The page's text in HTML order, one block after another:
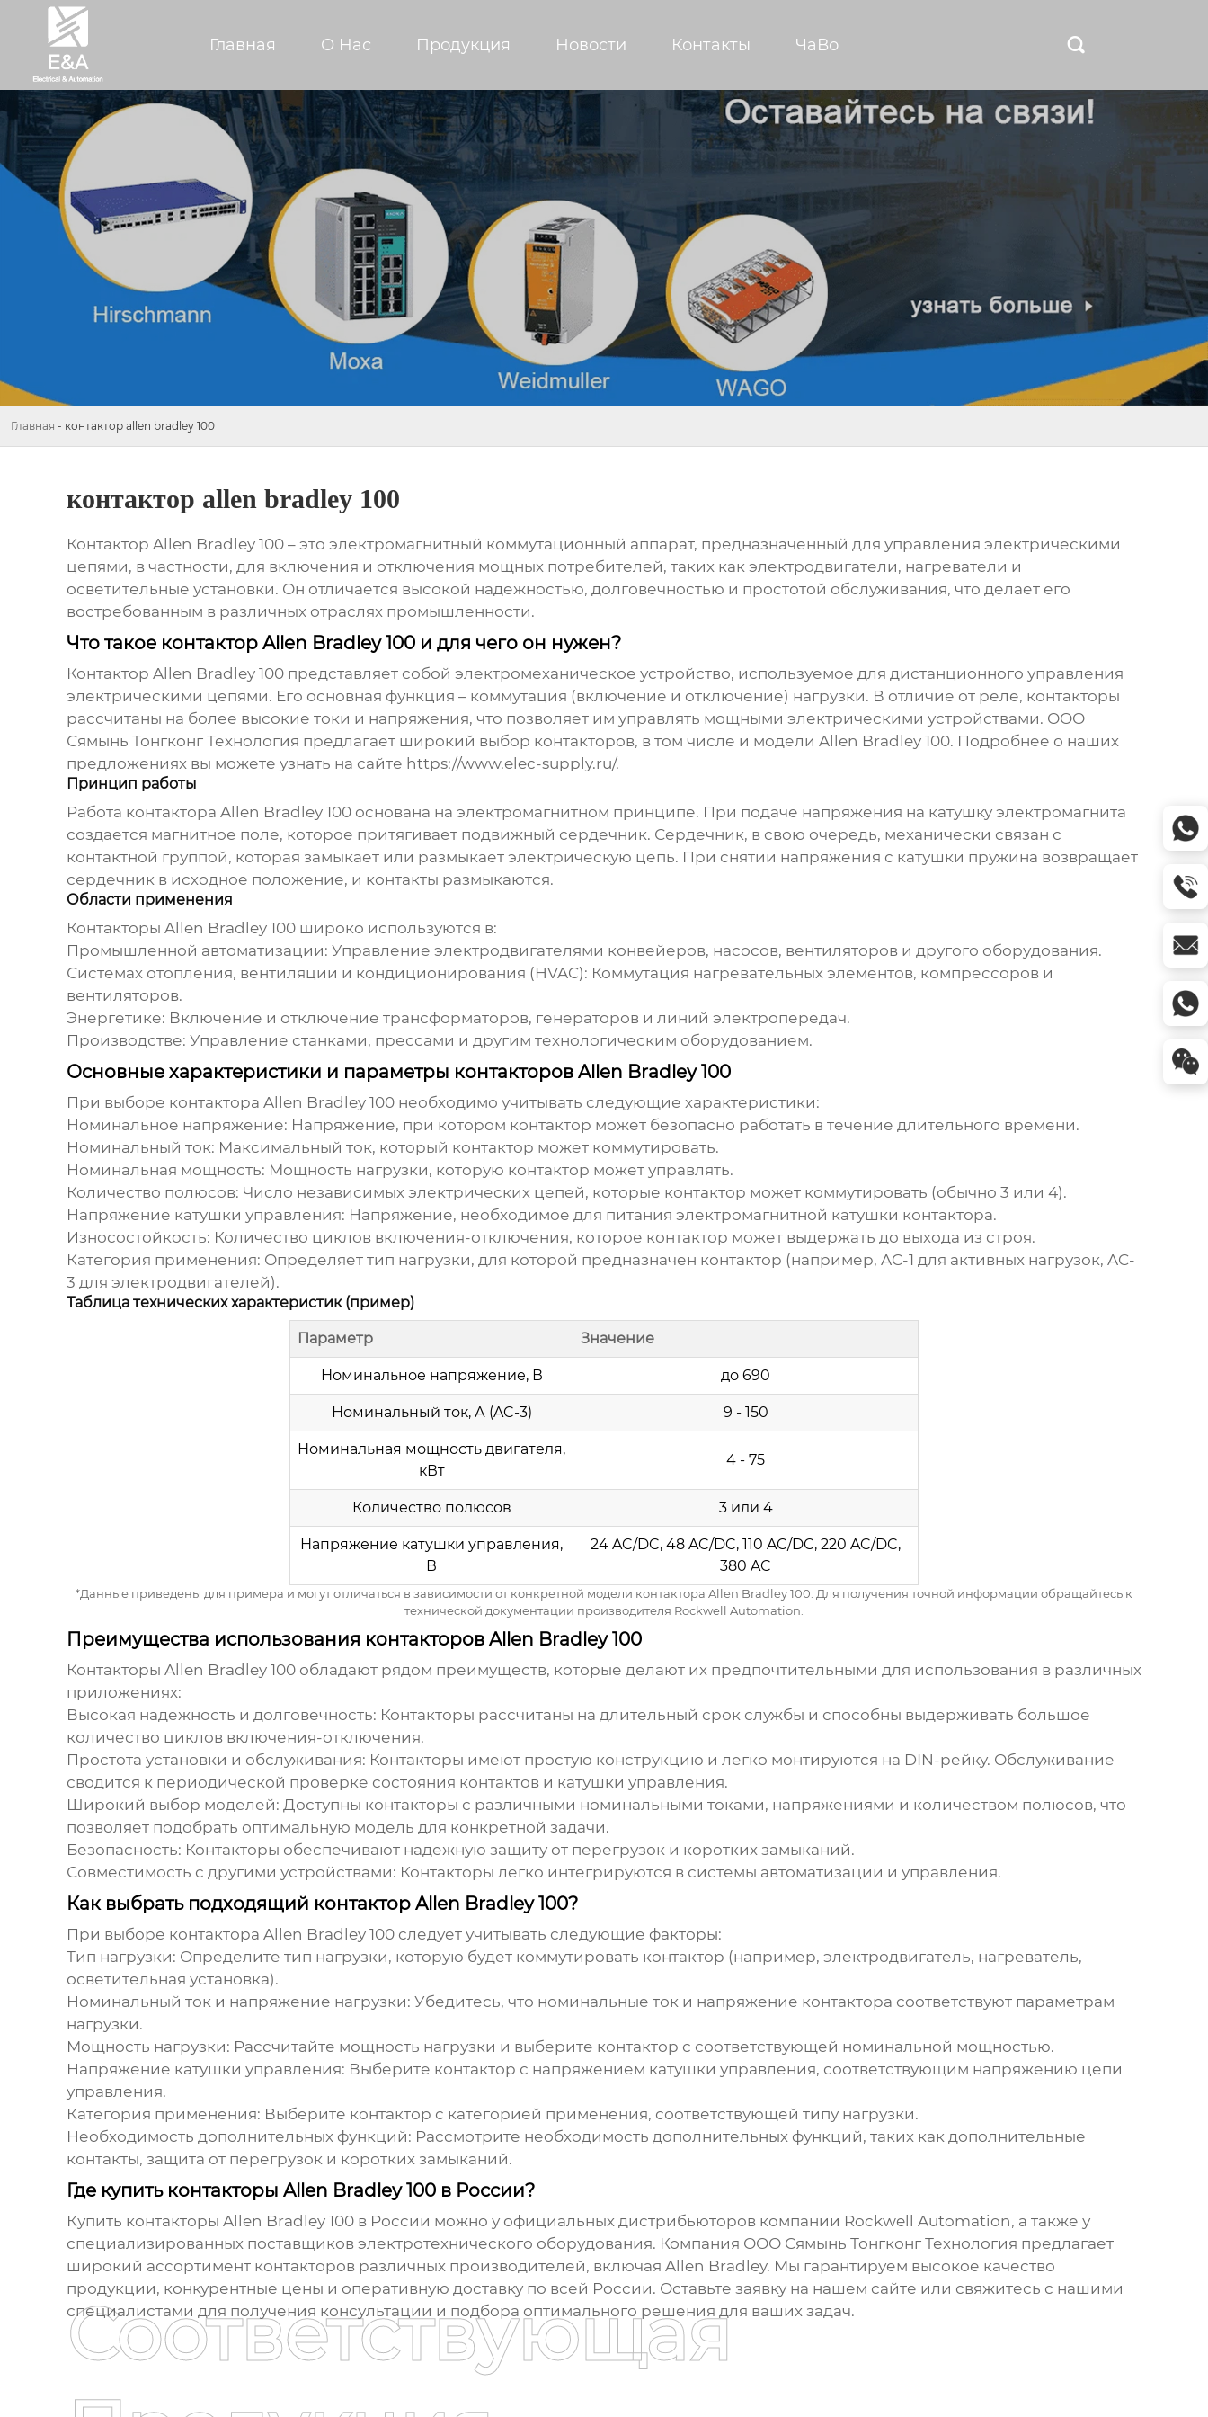
Главная О Hас Продукция Новости Контакты ЧаВо 
Главная - контактор allen bradley 100
контактор allen bradley 100
Контактор Allen Bradley 100– это электромагнитный коммутационный аппарат, предназначенный для управления электрическими
цепями, в частности, для включения и отключения мощных потребителей, таких как электродвигатели, нагреватели и
осветительные установки. Он отличается высокой надежностью, долговечностью и простотой обслуживания, что делает его
востребованным в различных отраслях промышленности.
Что такое контактор Allen Bradley 100 и для чего он нужен?
Контактор Allen Bradley 100представляет собой электромеханическое устройство, используемое для дистанционного управления
электрическими цепями. Его основная функция – коммутация (включение и отключение) нагрузки. В отличие от реле, контакторы
рассчитаны на более высокие токи и напряжения, что позволяет им управлять мощными электрическими устройствами. ООО
Сямынь Тонгконг Технология предлагает широкий выбор контакторов, в том числе и модели Allen Bradley 100. Подробнее о наших
предложениях вы можете узнать на сайте https://www.elec-supply.ru/.
Принцип работы
Работа контактора Allen Bradley 100основана на электромагнитном принципе. При подаче напряжения на катушку электромагнита
создается магнитное поле, которое притягивает подвижный сердечник. Сердечник, в свою очередь, механически связан с
контактной группой, которая замыкает или размыкает электрическую цепь. При снятии напряжения с катушки пружина возвращает
сердечник в исходное положение, и контакты размыкаются.
Области применения
Контакторы Allen Bradley 100широко используются в:
Промышленной автоматизации: Управление электродвигателями конвейеров, насосов, вентиляторов и другого оборудования.
Системах отопления, вентиляции и кондиционирования (HVAC): Коммутация нагревательных элементов, компрессоров и
вентиляторов.
Энергетике: Включение и отключение трансформаторов, генераторов и линий электропередач.
Производстве: Управление станками, прессами и другим технологическим оборудованием.
Основные характеристики и параметры контакторов Allen Bradley 100
При выборе контактора Allen Bradley 100необходимо учитывать следующие характеристики:
Номинальное напряжение: Напряжение, при котором контактор может безопасно работать в течение длительного времени.
Номинальный ток: Максимальный ток, который контактор может коммутировать.
Номинальная мощность: Мощность нагрузки, которую контактор может управлять.
Количество полюсов: Число независимых электрических цепей, которые контактор может коммутировать (обычно 3 или 4).
Напряжение катушки управления: Напряжение, необходимое для питания электромагнитной катушки контактора.
Износостойкость: Количество циклов включения-отключения, которое контактор может выдержать до выхода из строя.
Категория применения: Определяет тип нагрузки, для которой предназначен контактор (например, AC-1 для активных нагрузок, AC-
3 для электродвигателей).
Таблица технических характеристик (пример)
Параметр Значение
Номинальное напряжение, В до 690
Номинальный ток, А (AC-3) 9 - 150
Номинальная мощность двигателя,
кВт
4 - 75
Количество полюсов 3 или 4
Напряжение катушки управления,
В
24 AC/DC, 48 AC/DC, 110 AC/DC, 220 AC/DC,
380 AC
*Данные приведены для примера и могут отличаться в зависимости от конкретной модели контактора Allen Bradley 100 . Для получения точной информации обращайтесь к
технической документации производителя Rockwell Automation
Преимущества использования контакторов Allen Bradley 100
Контакторы Allen Bradley 100обладают рядом преимуществ, которые делают их предпочтительными для использования в различных
приложениях:
Высокая надежность и долговечность: Контакторы рассчитаны на длительный срок службы и способны выдерживать большое
количество циклов включения-отключения.
Простота установки и обслуживания: Контакторы имеют простую конструкцию и легко монтируются на DIN-рейку. Обслуживание
сводится к периодической проверке состояния контактов и катушки управления.
Широкий выбор моделей: Доступны контакторы с различными номинальными токами, напряжениями и количеством полюсов, что
позволяет подобрать оптимальную модель для конкретной задачи.
Безопасность: Контакторы обеспечивают надежную защиту от перегрузок и коротких замыканий.
Совместимость с другими устройствами: Контакторы легко интегрируются в системы автоматизации и управления.
Как выбрать подходящий контактор Allen Bradley 100?
При выборе контактора Allen Bradley 100следует учитывать следующие факторы:
Тип нагрузки: Определите тип нагрузки, которую будет коммутировать контактор (например, электродвигатель, нагреватель,
осветительная установка).
Номинальный ток и напряжение нагрузки: Убедитесь, что номинальные ток и напряжение контактора соответствуют параметрам
нагрузки.
Мощность нагрузки: Рассчитайте мощность нагрузки и выберите контактор с соответствующей номинальной мощностью.
Напряжение катушки управления: Выберите контактор с напряжением катушки управления, соответствующим напряжению цепи
управления.
Категория применения: Выберите контактор с категорией применения, соответствующей типу нагрузки.
Необходимость дополнительных функций: Рассмотрите необходимость дополнительных функций, таких как дополнительные
контакты, защита от перегрузок и коротких замыканий.
Где купить контакторы Allen Bradley 100 в России?
Купить контакторы Allen Bradley 100в России можно у официальных дистрибьюторов компании Rockwell Automation, а также у
специализированных поставщиков электротехнического оборудования. Компания ООО Сямынь Тонгконг Технология предлагает
широкий ассортимент контакторов различных производителей, включая Allen Bradley. Мы гарантируем высокое качество
продукции, конкурентные цены и оперативную доставку по всей России. Оставьте заявку на нашем сайте или свяжитесь с нашими
специалистами для получения консультации и подбора оптимального решения для ваших задач.
Соответствующая